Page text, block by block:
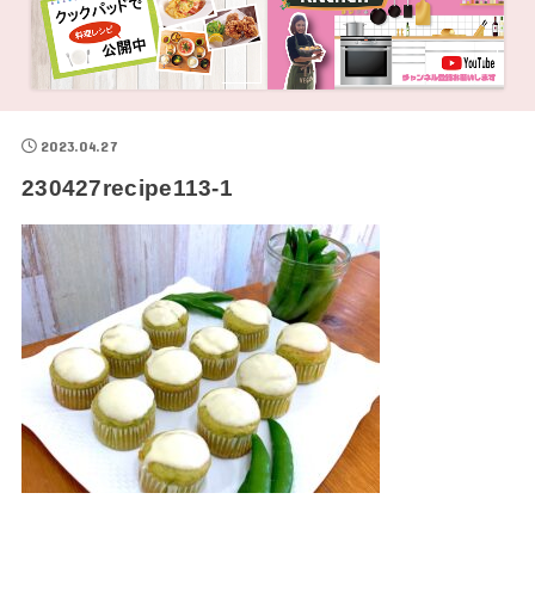
2023.04.27
230427recipe113-1